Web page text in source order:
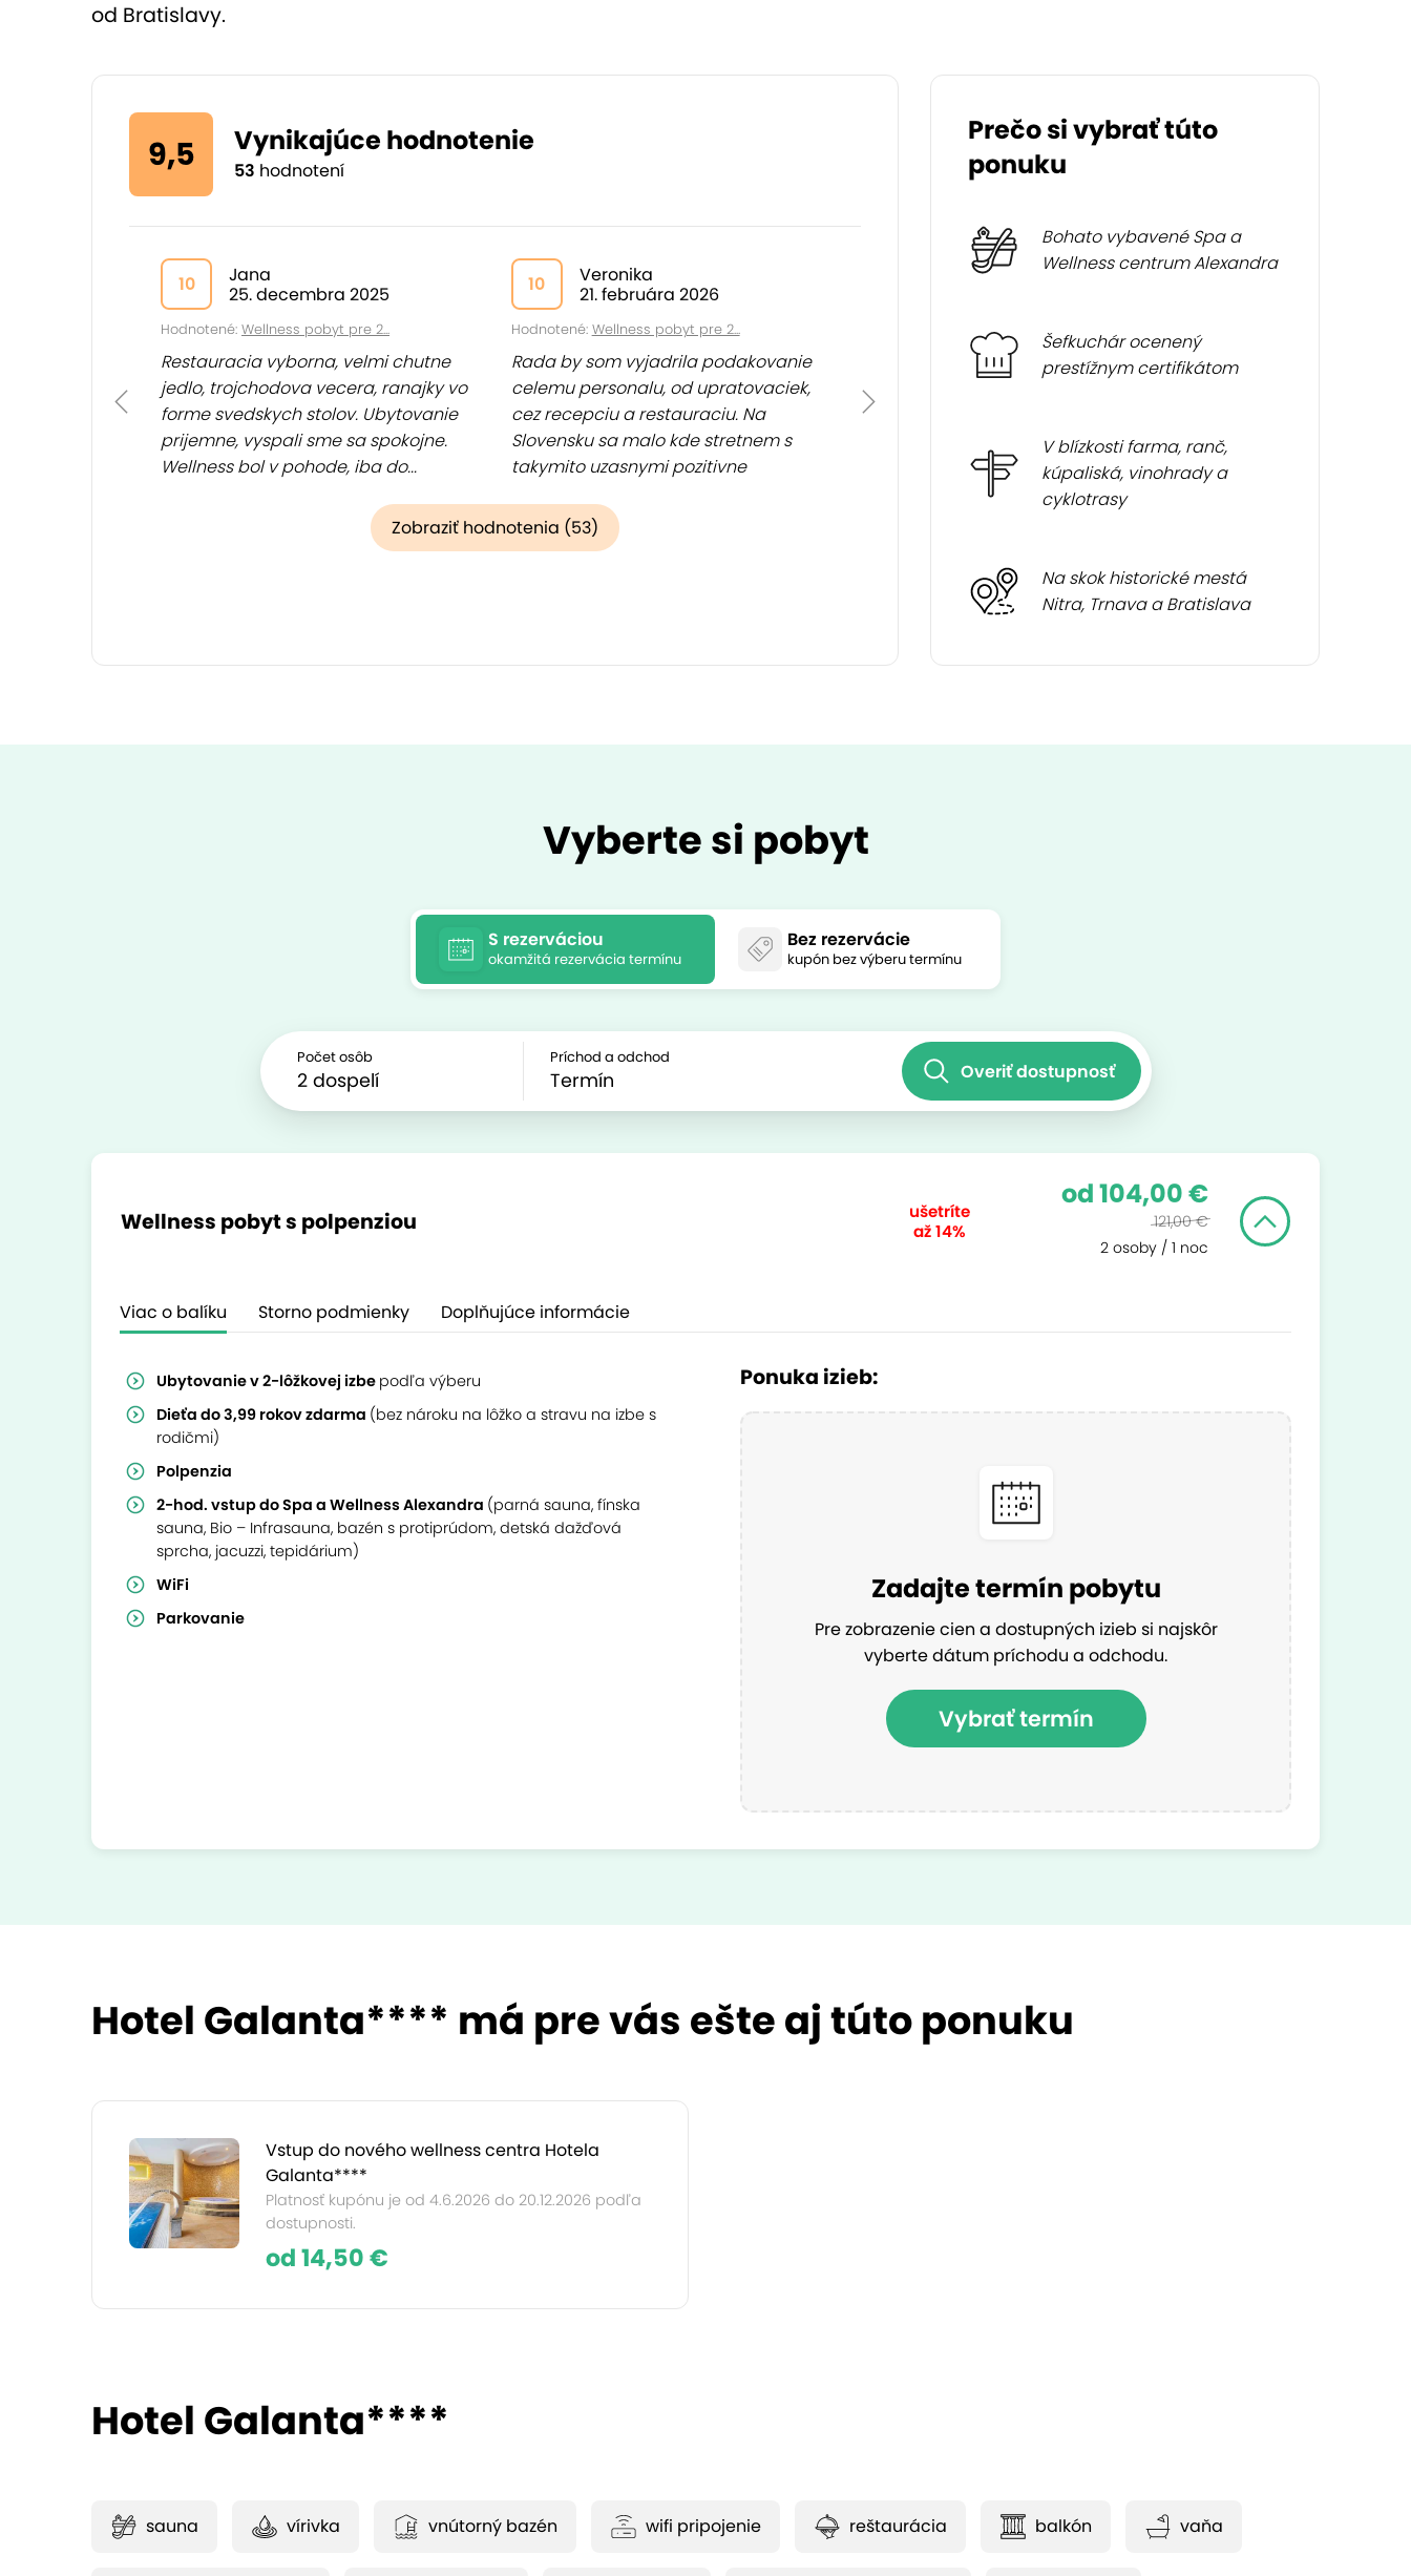
od Bratislavy.
9,5 Vynikajúce hodnotenie
53 hodnotení
10
Jana
25. decembra 2025
Hodnotené: Wellness pobyt pre 2...
Restauracia vyborna, velmi chutne
jedlo, trojchodova vecera, ranajky vo
forme svedskych stolov. Ubytovanie
prijemne, vyspali sme sa spokojne.
Wellness bol v pohode, iba do...
10
Veronika
21. februára 2026
Hodnotené: Wellness pobyt pre 2...
Rada by som vyjadrila podakovanie
celemu personalu, od upratovaciek,
cez recepciu a restauraciu. Na
Slovensku sa malo kde stretnem s
takymito uzasnymi pozitivne
Zobraziť hodnotenia (53)
Prečo si vybrať túto
ponuku
Bohato vybavené Spa a
Wellness centrum Alexandra
Šefkuchár ocenený
prestížnym certifikátom
V blízkosti farma, ranč,
kúpaliská, vinohrady a
cyklotrasy
Na skok historické mestá
Nitra, Trnava a Bratislava
Vyberte si pobyt
S rezerváciou
okamžitá rezervácia termínu
Bez rezervácie
kupón bez výberu termínu
Počet osôb Príchod a odchod
Overiť dostupnosť
Wellness pobyt s polpenziou
ušetríte
až 14%
od 104,00 €
121,00 €
2 osoby / 1 noc
Viac o balíku Storno podmienky Doplňujúce informácie
Ubytovanie v 2-lôžkovej izbe podľa výberu
Dieťa do 3,99 rokov zdarma (bez nároku na lôžko a stravu na izbe s
rodičmi)
Polpenzia
2-hod. vstup do Spa a Wellness Alexandra (parná sauna, fínska
sauna, Bio – Infrasauna, bazén s protiprúdom, detská dažďová
sprcha, jacuzzi, tepidárium)
WiFi
Parkovanie
Ponuka izieb:
Zadajte termín pobytu
Pre zobrazenie cien a dostupných izieb si najskôr
vyberte dátum príchodu a odchodu.
Vybrať termín
Hotel Galanta**** má pre vás ešte aj túto ponuku
Vstup do nového wellness centra Hotela
Galanta****
Platnosť kupónu je od 4.6.2026 do 20.12.2026 podľa
dostupnosti.
od 14,50 €
Hotel Galanta****
sauna vírivka vnútorný bazén wifi pripojenie reštaurácia balkón vaňa